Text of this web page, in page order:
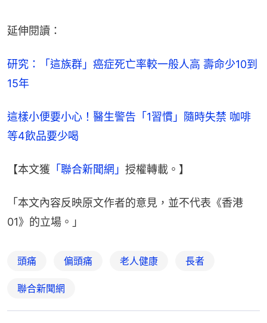
延伸閱讀：
研究：「這族群」癌症死亡率較一般人高 壽命少10到
15年
這樣小便要小心！醫生警告「1習慣」隨時失禁 咖啡
等4飲品要少喝
【本文獲 「聯合新聞網」 授權轉載。】
「本文內容反映原文作者的意見，並不代表《香港
01》的立場。」
頭痛 偏頭痛 老人健康 長者
聯合新聞網